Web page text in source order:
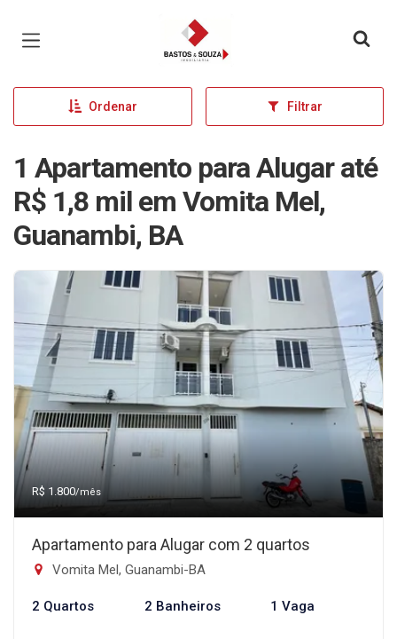
Página inicial
Ordenar Filtrar
1 Apartamento para Alugar até
R$ 1,8 mil em Vomita Mel,
Guanambi, BA
R$ 1.800/mês
Apartamento para Alugar com 2 quartos
Vomita Mel, Guanambi-BA
2 Quartos 2 Banheiros 1 Vaga